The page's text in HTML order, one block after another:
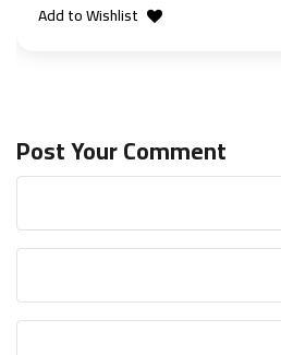
Add to Wishlist
Post Your Comment